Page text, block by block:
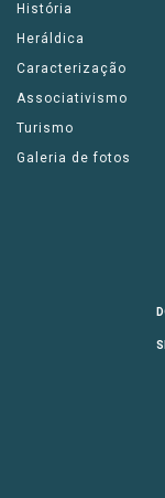
História
Heráldica
Caracterização
Associativismo
Turismo
Galeria de fotos